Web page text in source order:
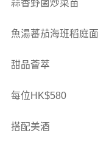
蒜香野菌炒菜苗
魚湯蕃茄海班稻庭面
甜品薈萃
每位HK$580
搭配美酒